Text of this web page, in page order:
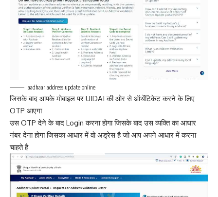
aadhaar address update online
जिसके बाद आपके मोबाइल पर UIDAI की ओर से ऑथेंटिकेट करने के लिए
OTP आएगा
उस OTP देने के बाद Login करना होगा जिसके बाद उस व्यक्ति का आधार
नंबर देना होगा जिसका आधार में वो अड्रेस है जो आप अपने आधार में करना
चाहते है